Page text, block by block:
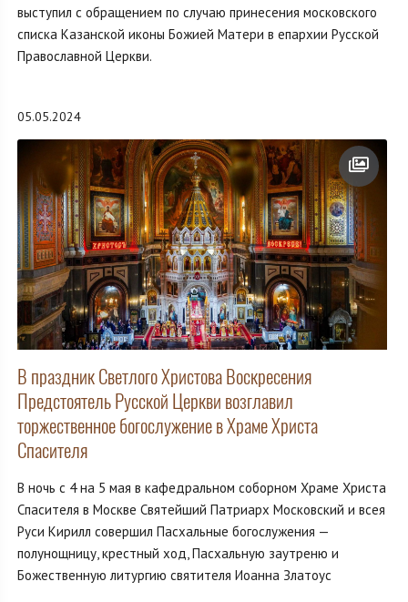
выступил с обращением по случаю принесения московского
списка Казанской иконы Божией Матери в епархии Русской
Православной Церкви.
05.05.2024
В праздник Светлого Христова Воскресения
Предстоятель Русской Церкви возглавил
торжественное богослужение в Храме Христа
Спасителя
В ночь с 4 на 5 мая в кафедральном соборном Храме Христа
Спасителя в Москве Святейший Патриарх Московский и всея
Руси Кирилл совершил Пасхальные богослужения —
полунощницу, крестный ход, Пасхальную заутреню и
Божественную литургию святителя Иоанна Златоус